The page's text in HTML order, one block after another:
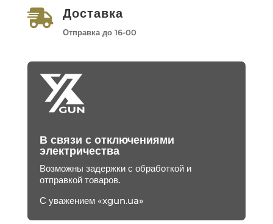
 Доставка
Отправка до 16-00
В связи с отключениями
электричества
Возможны задержки с обработкой и
отправкой товаров.
С уважением «xgun.ua»